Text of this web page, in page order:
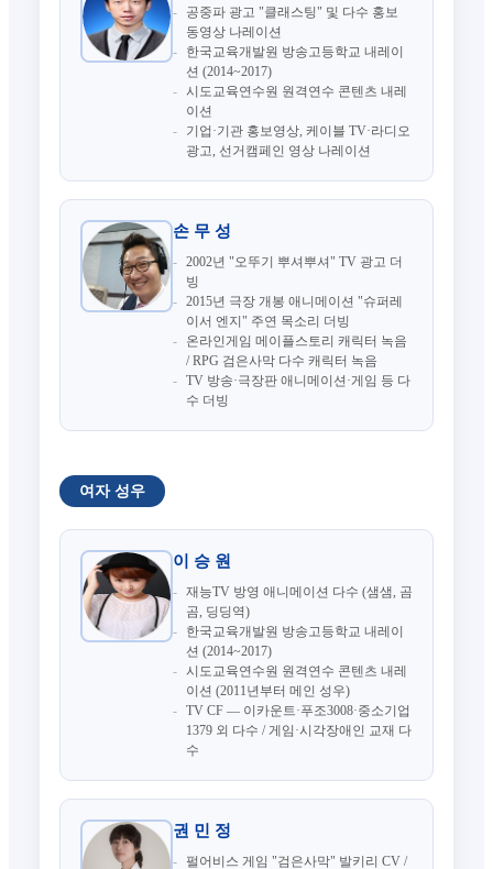
공중파 광고 "클래스팅" 및 다수 홍보
동영상 나레이션
한국교육개발원 방송고등학교 내레이
션 (2014~2017)
시도교육연수원 원격연수 콘텐츠 내레
이션
기업·기관 홍보영상, 케이블 TV·라디오
광고, 선거캠페인 영상 나레이션
손 무 성
2002년 "오뚜기 뿌셔뿌셔" TV 광고 더
빙
2015년 극장 개봉 애니메이션 "슈퍼레
이서 엔지" 주연 목소리 더빙
온라인게임 메이플스토리 캐릭터 녹음
/ RPG 검은사막 다수 캐릭터 녹음
TV 방송·극장판 애니메이션·게임 등 다
수 더빙
여자 성우
이 승 원
재능TV 방영 애니메이션 다수 (샘샘, 곰
곰, 딩딩역)
한국교육개발원 방송고등학교 내레이
션 (2014~2017)
시도교육연수원 원격연수 콘텐츠 내레
이션 (2011년부터 메인 성우)
TV CF — 이카운트·푸조3008·중소기업
1379 외 다수 / 게임·시각장애인 교재 다
수
권 민 정
펄어비스 게임 "검은사막" 발키리 CV /